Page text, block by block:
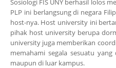
PLP ini berlangsung di negara
host-nya. Host university ini
pihak host university berupa
university juga memberikan
memahami segala sesuatu
maupun di luar kampus.